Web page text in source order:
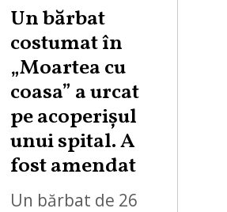
Un bărbat
costumat în
„Moartea cu
coasa” a urcat
pe acoperișul
unui spital. A
fost amendat
Un bărbat de 26